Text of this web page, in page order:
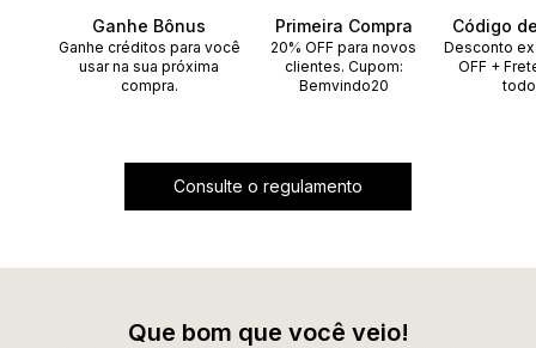
Ganhe Bônus
Ganhe créditos para você
usar na sua próxima
compra.
Primeira Compra
20% OFF para novos
clientes. Cupom:
Bemvindo20
Código
Desconto
OFF +
Consulte o regulamento
Que bom que você veio!